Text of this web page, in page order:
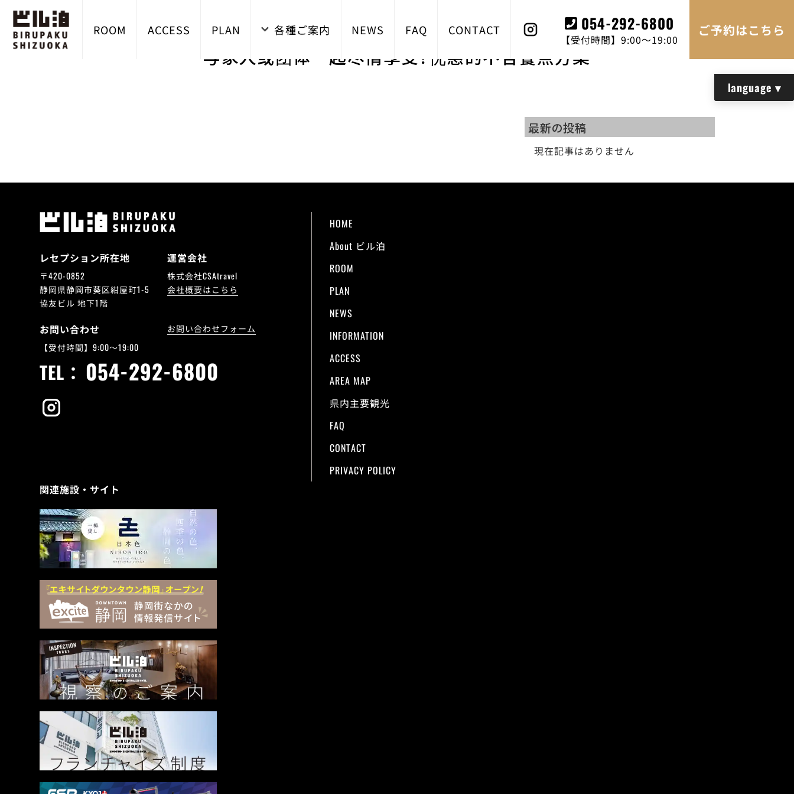
ROOM ACCESS PLAN 各種ご案内 NEWS FAQ CONTACT 054-292-6800
【受付時間】9:00～19:00
ご予約はこちら
与家人或团体一起尽情享受！优惠的不含餐点方案
最新の投稿
現在記事はありません
レセプション所在地
〒420-0852
静岡県静岡市葵区紺屋町1-5
協友ビル 地下1階
お問い合わせ
【受付時間】9:00～19:00
運営会社
株式会社CSAtravel
会社概要はこちら
お問い合わせフォーム
TEL： 054-292-6800
HOME
About ビル泊
ROOM
PLAN
NEWS
INFORMATION
ACCESS
AREA MAP
県内主要観光
FAQ
CONTACT
PRIVACY POLICY
関連施設・サイト